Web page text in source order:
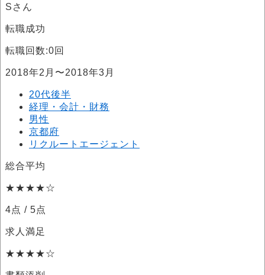
Sさん
転職成功
転職回数:0回
2018年2月〜2018年3月
20代後半
経理・会計・財務
男性
京都府
リクルートエージェント
総合平均
★★★★☆
4点 / 5点
求人満足
★★★★☆